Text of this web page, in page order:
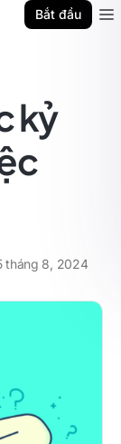
Bắt đầu
kỷ
tháng 8, 2024